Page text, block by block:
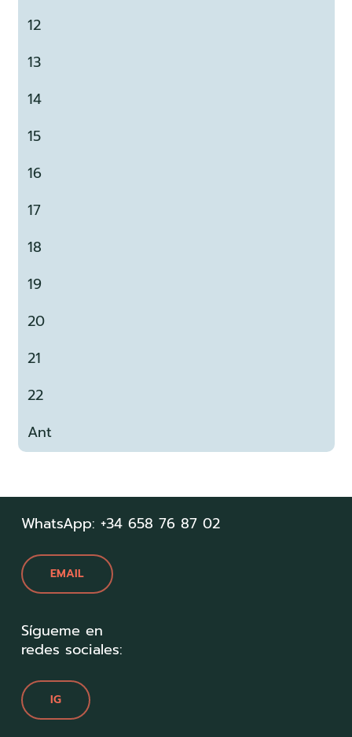
12
13
14
15
16
17
18
19
20
21
22
Ant
WhatsApp: +34 658 76 87 02
EMAIL
Sígueme en
redes sociales:
IG